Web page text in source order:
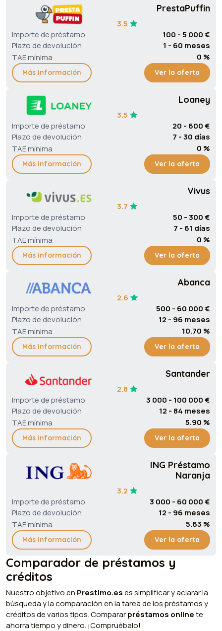
PrestaPuffin
3.5
Importe de préstamo
100 - 5 000 €
Plazo de devolución
1 - 60 meses
TAE mínima
0 %
Más información Ver la oferta
Loaney
3.5
Importe de préstamo
20 - 600 €
Plazo de devolución
7 - 30 días
TAE mínima
0 %
Más información Ver la oferta
Vivus
3.7
Importe de préstamo
50 - 300 €
Plazo de devolución
7 - 61 días
TAE mínima
0 %
Más información Ver la oferta
Abanca
2.6
Importe de préstamo
500 - 60 000 €
Plazo de devolución
12 - 96 meses
TAE mínima
10.70 %
Más información Ver la oferta
Santander
2.8
Importe de préstamo
3 000 - 100 000 €
Plazo de devolución
12 - 84 meses
TAE mínima
5.90 %
Más información Ver la oferta
ING Préstamo
Naranja
3.2
Importe de préstamo
3 000 - 60 000 €
Plazo de devolución
12 - 96 meses
TAE mínima
5.63 %
Más información Ver la oferta
Comparador de préstamos y
créditos
Nuestro objetivo en Prestimo.eses simplificar y aclarar la
búsqueda y la comparación en la tarea de los préstamos y
créditos de varios tipos. Compararpréstamos onlinete
ahorra tiempo y dinero. ¡Compruébalo!